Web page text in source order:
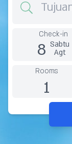
Check-in
8 Sabtu
Agt
Rooms
1